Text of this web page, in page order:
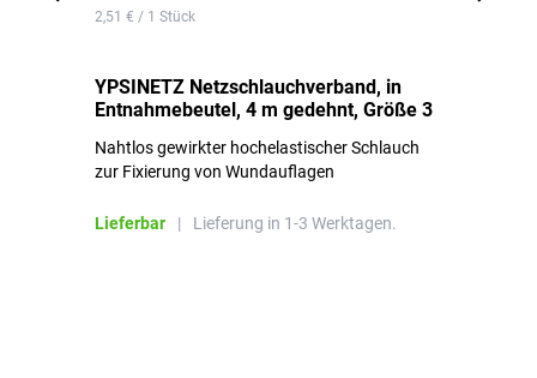
2,51 € / 1 Stück
YPSINETZ Netzschlauchverband, in
Entnahmebeutel, 4 m gedehnt, Größe 3
Nahtlos gewirkter hochelastischer Schlauch
zur Fixierung von Wundauflagen
Lieferbar | Lieferung in 1-3 Werktagen.